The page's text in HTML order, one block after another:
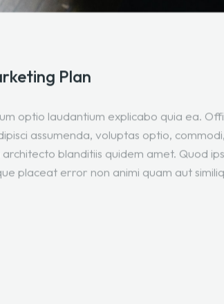
Plan
optio laudantium explicabo quia ea.
assumenda, voluptas optio,
blanditiis quidem amet. Quod
placeat error non animi quam aut